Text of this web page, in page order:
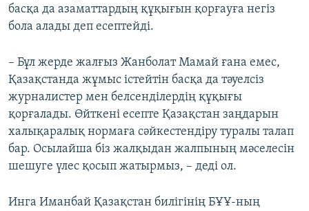
басқа да азаматтардың құқығын қорғауға негіз
бола алады деп есептейді.
– Бұл жерде жалғыз Жанболат Мамай ғана емес,
Қазақстанда жұмыс істейтін басқа да тәуелсіз
журналистер мен белсенділердің құқығы
қорғалады. Өйткені есепте Қазақстан заңдарын
халықаралық нормаға сәйкестендіру туралы талап
бар. Осылайша біз жалқыдан жалпының мәселесін
шешуге үлес қосып жатырмыз, – деді ол.
Инга Иманбай Қазақстан билігінің БҰҰ-ның